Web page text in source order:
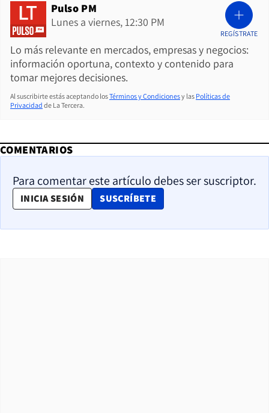
Pulso PM
Lunes a viernes, 12:30 PM
Lo más relevante en mercados, empresas y negocios:
información oportuna, contexto y contenido para
tomar mejores decisiones.
REGÍSTRATE
Al suscribirte estás aceptando losTérminos y Condicionesy las Políticas de
Privacidad de La Tercera.
COMENTARIOS
Para comentar este artículo debes ser suscriptor.
INICIA SESIÓN SUSCRÍBETE
OPENS IN NEW WINDOW